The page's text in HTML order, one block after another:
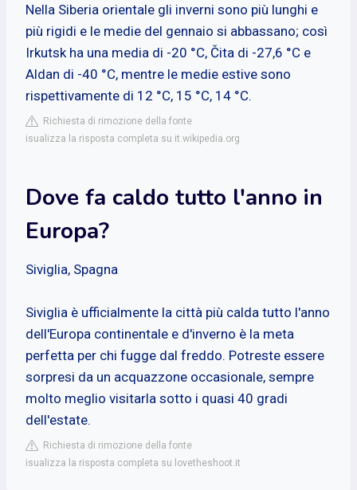
Nella Siberia orientale gli inverni sono più lunghi e
più rigidi e le medie del gennaio si abbassano; così
Irkutsk ha una media di -20 °C, Čita di -27,6 °C e
Aldan di -40 °C, mentre le medie estive sono
rispettivamente di 12 °C, 15 °C, 14 °C.
Richiesta di rimozione della fonte
isualizza la risposta completa su it.wikipedia.org
Dove fa caldo tutto l'anno in
Europa?
Siviglia, Spagna
Siviglia è ufficialmente la città più calda tutto l'anno
dell'Europa continentale e d'inverno è la meta
perfetta per chi fugge dal freddo. Potreste essere
sorpresi da un acquazzone occasionale, sempre
molto meglio visitarla sotto i quasi 40 gradi
dell'estate.
Richiesta di rimozione della fonte
isualizza la risposta completa su lovetheshoot.it